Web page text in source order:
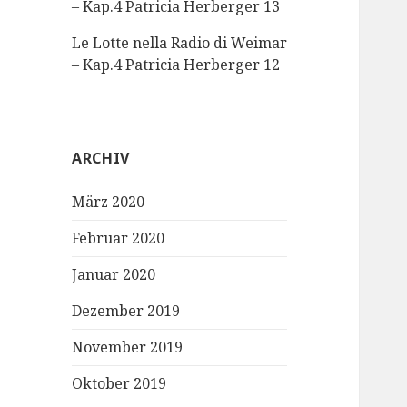
– Kap.4 Patricia Herberger 13
Le Lotte nella Radio di Weimar
– Kap.4 Patricia Herberger 12
ARCHIV
März 2020
Februar 2020
Januar 2020
Dezember 2019
November 2019
Oktober 2019